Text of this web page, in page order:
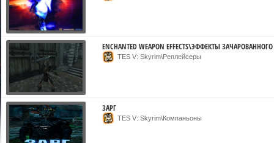
ENCHANTED WEAPON EFFECTS\ЭФФЕКТЫ
TES V: Skyrim\Реплейсеры
ЗАРГ
TES V: Skyrim\Компаньоны